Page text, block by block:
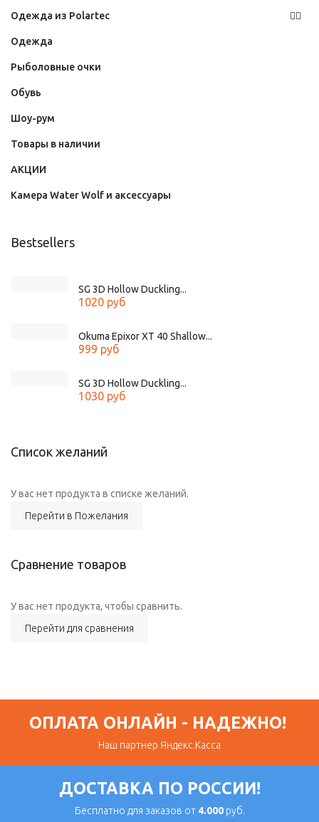
Одежда из Polartec
Одежда
Рыболовные очки
Обувь
Шоу-рум
Товары в наличии
АКЦИИ
Камера Water Wolf и аксессуары
Bestsellers
SG 3D Hollow Duckling...
1020 руб
Okuma Epixor XT 40 Shallow...
999 руб
SG 3D Hollow Duckling...
1030 руб
Список желаний
У вас нет продукта в списке желаний.
Перейти в Пожелания
Сравнение товаров
У вас нет продукта, чтобы сравнить.
Перейти для сравнения
ОПЛАТА ОНЛАЙН - НАДЕЖНО!
Наш партнер Яндекс.Касса
ДОСТАВКА ПО РОССИИ!
Бесплатно для заказов от 4.000руб.